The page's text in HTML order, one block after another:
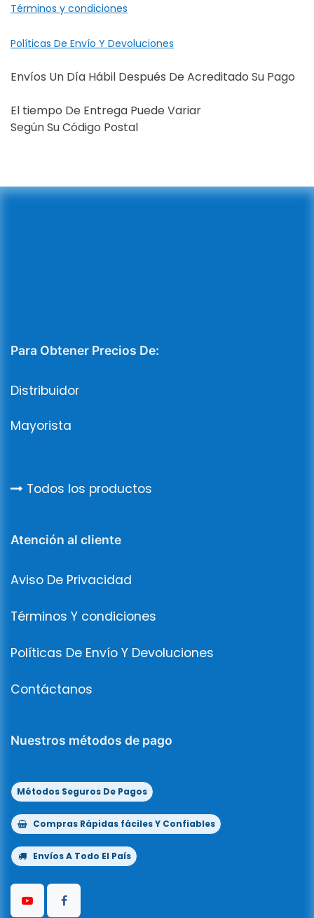
Términos y condiciones
Políticas De Envío Y Devoluciones
Envíos Un Día Hábil Después De Acreditado Su Pago
El tiempo De Entrega Puede Variar
Según Su Código Postal
Para Obtener Precios De:
Distribuidor
Mayorista
Todos los productos
Atención al cliente
Aviso De Privacidad
Términos Y condiciones
Políticas De Envío Y Devoluciones
Contáctanos
Nuestros métodos de pago
Métodos Seguros De Pagos
Compras Rápidas fáciles Y Confiables
Envíos A Todo El País